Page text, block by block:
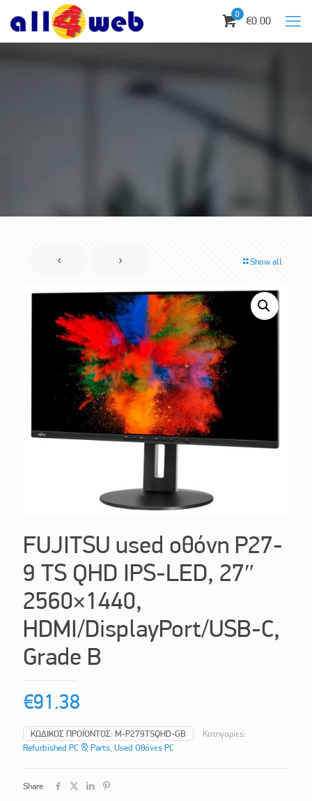
0 €0.00
Show all
FUJITSU used οθόνη P27-
9 TS QHD IPS-LED, 27″
2560×1440,
HDMI/DisplayPort/USB-C,
Grade B
€91.38
ΚΩΔΙΚΌΣ ΠΡΟΪΌΝΤΟΣ: M-P279TSQHD-GB
Κατηγορίες:
Refurbished PC & Parts Used Οθόνες PC
Share